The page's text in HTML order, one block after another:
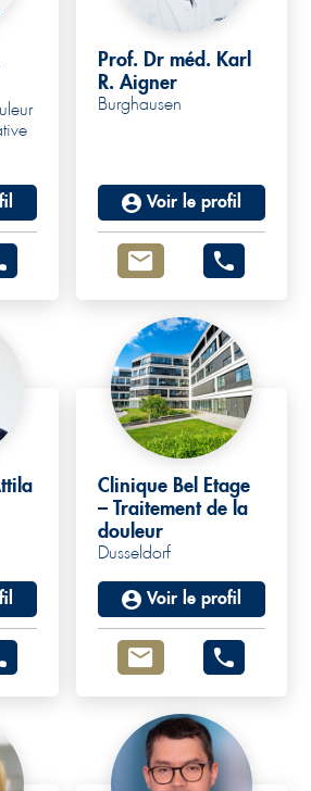
Prof. Dr méd. Karl
R. Aigner
Burghausen
Voir le profil
Clinique Bel Etage
– Traitement de la
douleur
Dusseldorf
Voir le profil